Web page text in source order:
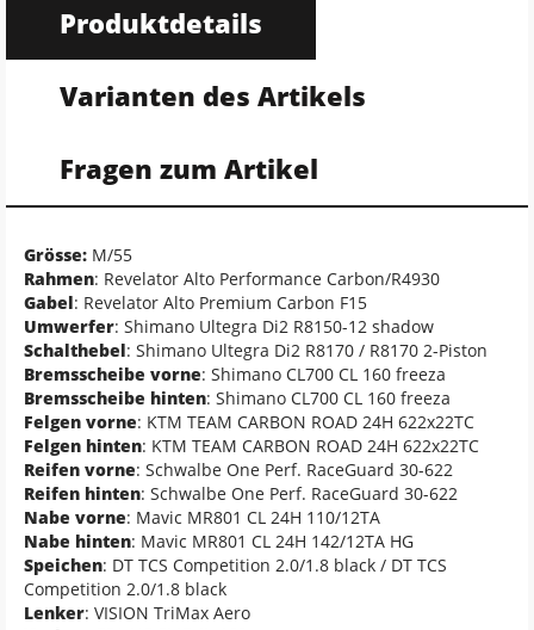
Produktdetails
Varianten des Artikels
Fragen zum Artikel
Grösse: M/55
Rahmen: Revelator Alto Performance Carbon/R4930
Gabel: Revelator Alto Premium Carbon F15
Umwerfer: Shimano Ultegra Di2 R8150-12 shadow
Schalthebel: Shimano Ultegra Di2 R8170 / R8170 2-Piston
Bremsscheibe vorne: Shimano CL700 CL 160 freeza
Bremsscheibe hinten: Shimano CL700 CL 160 freeza
Felgen vorne: KTM TEAM CARBON ROAD 24H 622x22TC
Felgen hinten: KTM TEAM CARBON ROAD 24H 622x22TC
Reifen vorne: Schwalbe One Perf. RaceGuard 30-622
Reifen hinten: Schwalbe One Perf. RaceGuard 30-622
Nabe vorne: Mavic MR801 CL 24H 110/12TA
Nabe hinten: Mavic MR801 CL 24H 142/12TA HG
Speichen: DT TCS Competition 2.0/1.8 black / DT TCS
Competition 2.0/1.8 black
Lenker: VISION TriMax Aero